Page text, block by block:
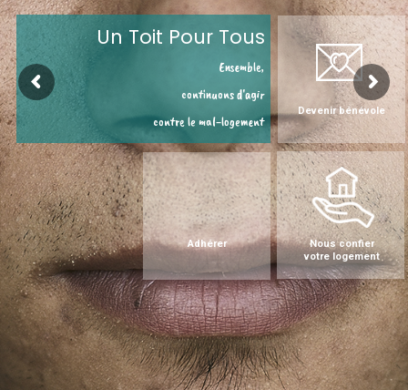
Devenir bénévole
Nous confier
votre logement
Adhérer
Un Toit Pour Tous
Ensemble,
continuons d'agir
contre le mal-logement